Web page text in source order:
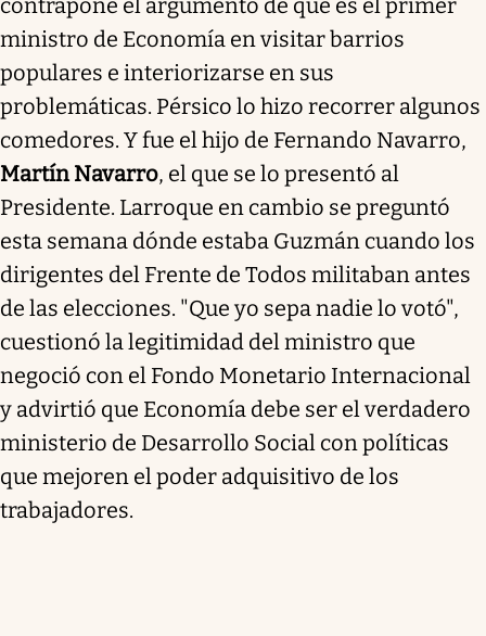
contrapone el argumento de que es el primer
ministro de Economía en visitar barrios
populares e interiorizarse en sus
problemáticas. Pérsico lo hizo recorrer algunos
comedores. Y fue el hijo de Fernando Navarro,
Martín Navarro, el que se lo presentó al
Presidente. Larroque en cambio se preguntó
esta semana dónde estaba Guzmán cuando los
dirigentes del Frente de Todos militaban antes
de las elecciones. "Que yo sepa nadie lo votó",
cuestionó la legitimidad del ministro que
negoció con el Fondo Monetario Internacional
y advirtió que Economía debe ser el verdadero
ministerio de Desarrollo Social con políticas
que mejoren el poder adquisitivo de los
trabajadores.